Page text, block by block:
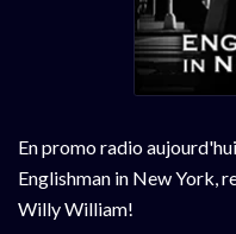
En promo radio
Englishman in New York,
Willy William!